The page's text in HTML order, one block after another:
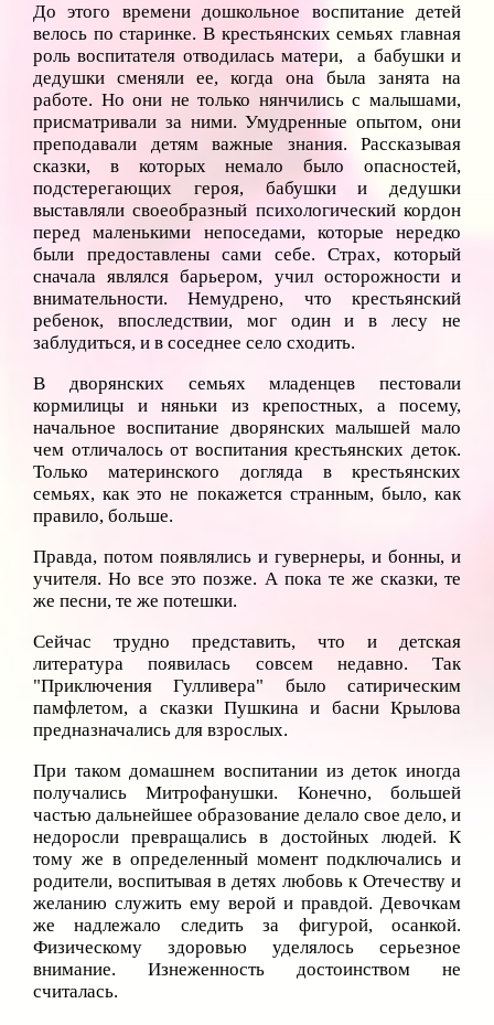
До этого времени дошкольное воспитание детей
велось по старинке. В крестьянских семьях главная
роль воспитателя отводилась матери, а бабушки и
дедушки сменяли ее, когда она была занята на
работе. Но они не только нянчились с малышами,
присматривали за ними. Умудренные опытом, они
преподавали детям важные знания. Рассказывая
сказки, в которых немало было опасностей,
подстерегающих героя, бабушки и дедушки
выставляли своеобразный психологический кордон
перед маленькими непоседами, которые нередко
были предоставлены сами себе. Страх, который
сначала являлся барьером, учил осторожности и
внимательности. Немудрено, что крестьянский
ребенок, впоследствии, мог один и в лесу не
заблудиться, и в соседнее село сходить.
В дворянских семьях младенцев пестовали
кормилицы и няньки из крепостных, а посему,
начальное воспитание дворянских малышей мало
чем отличалось от воспитания крестьянских деток.
Только материнского догляда в крестьянских
семьях, как это не покажется странным, было, как
правило, больше.
Правда, потом появлялись и гувернеры, и бонны, и
учителя. Но все это позже. А пока те же сказки, те
же песни, те же потешки.
Сейчас трудно представить, что и детская
литература появилась совсем недавно. Так
"Приключения Гулливера" было сатирическим
памфлетом, а сказки Пушкина и басни Крылова
предназначались для взрослых.
При таком домашнем воспитании из деток иногда
получались Митрофанушки. Конечно, большей
частью дальнейшее образование делало свое дело, и
недоросли превращались в достойных людей. К
тому же в определенный момент подключались и
родители, воспитывая в детях любовь к Отечеству и
желанию служить ему верой и правдой. Девочкам
же надлежало следить за фигурой, осанкой.
Физическому здоровью уделялось серьезное
внимание. Изнеженность достоинством не
считалась.